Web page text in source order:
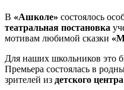
В «Ашколе» состоялось
театральная постановка
мотивам любимой сказки
Для наших школьников это
Премьера состоялась в
зрителей из детского